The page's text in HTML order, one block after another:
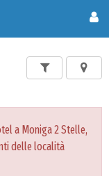
a Moniga 2 Stelle,
delle località